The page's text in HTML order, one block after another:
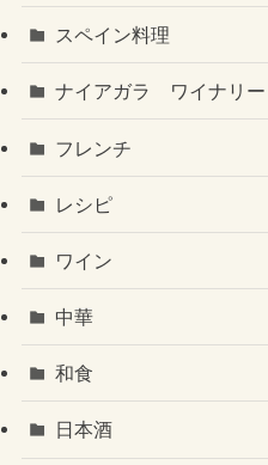
スペイン料理
ナイアガラ ワイナリー
フレンチ
レシピ
ワイン
中華
和食
日本酒